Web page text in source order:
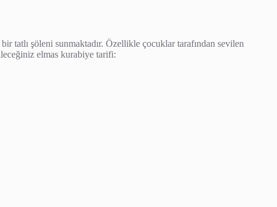
tatlı şöleni sunmaktadır. Özellikle çocuklar tarafından sevilen
elmas kurabiye tarifi: